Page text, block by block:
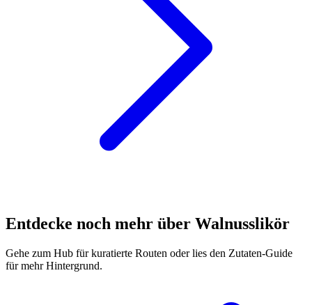
Entdecke noch mehr über Walnusslikör
Gehe zum Hub für kuratierte Routen oder lies den Zutaten-Guide
für mehr Hintergrund.